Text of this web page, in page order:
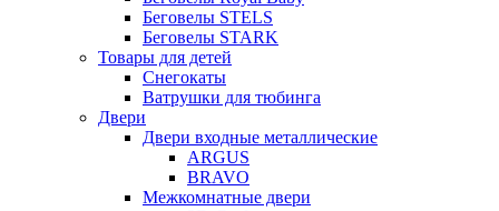
Беговелы STELS
Беговелы STARK
Товары для детей
Снегокаты
Ватрушки для тюбинга
Двери
Двери входные металлические
ARGUS
BRAVO
Межкомнатные двери